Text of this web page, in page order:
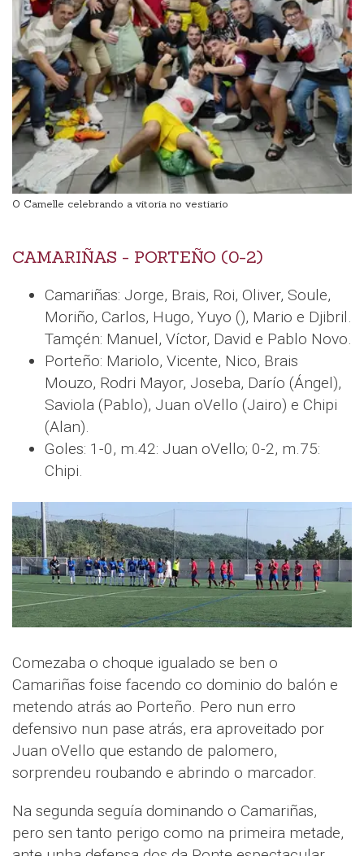
O Camelle celebrando a vitoria no vestiario
CAMARIÑAS - PORTEÑO (0-2)
Camariñas: Jorge, Brais, Roi, Oliver, Soule,
Moriño, Carlos, Hugo, Yuyo (), Mario e Djibril.
Tamçén: Manuel, Víctor, David e Pablo Novo.
Porteño: Mariolo, Vicente, Nico, Brais
Mouzo, Rodri Mayor, Joseba, Darío (Ángel),
Saviola (Pablo), Juan oVello (Jairo) e Chipi
(Alan).
Goles: 1-0, m.42: Juan oVello; 0-2, m.75:
Chipi.
Comezaba o choque igualado se ben o
Camariñas foise facendo co dominio do balón e
metendo atrás ao Porteño. Pero nun erro
defensivo nun pase atrás, era aproveitado por
Juan oVello que estando de palomero,
sorprendeu roubando e abrindo o marcador.
Na segunda seguía dominando o Camariñas,
pero sen tanto perigo como na primeira metade,